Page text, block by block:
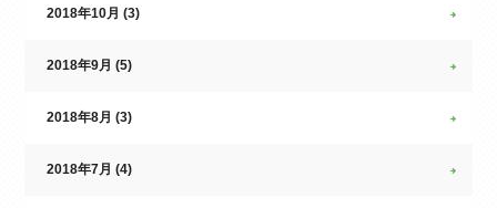
2018年10月 (3)
2018年9月 (5)
2018年8月 (3)
2018年7月 (4)